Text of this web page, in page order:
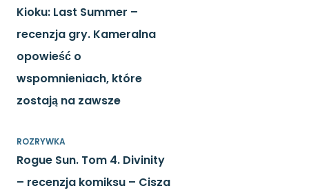
Kioku: Last Summer –
recenzja gry. Kameralna
opowieść o
wspomnieniach, które
zostają na zawsze
ROZRYWKA
Rogue Sun. Tom 4. Divinity
– recenzja komiksu – Cisza